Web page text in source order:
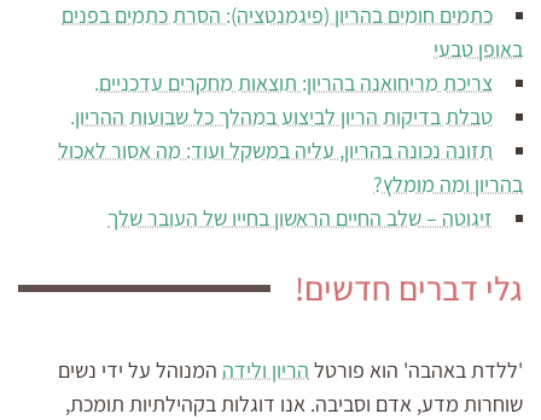
כתמים חומים בהריון (פיגמנטציה): הסרת כתמים בפנים
באופן טבעי
צריכת מריחואנה בהריון: תוצאות מחקרים עדכניים.
טבלת בדיקות הריון לביצוע במהלך כל שבועות ההריון.
תזונה נכונה בהריון, עליה במשקל ועוד: מה אסור לאכול
בהריון ומה מומלץ?
זיגוטה – שלב החיים הראשון בחייו של העובר שלך
גלי דברים חדשים!
'ללדת באהבה' הוא פורטל הריון ולידה המנוהל על ידי נשים
שוחרות מדע, אדם וסביבה. אנו דוגלות בקהילתיות תומכת,